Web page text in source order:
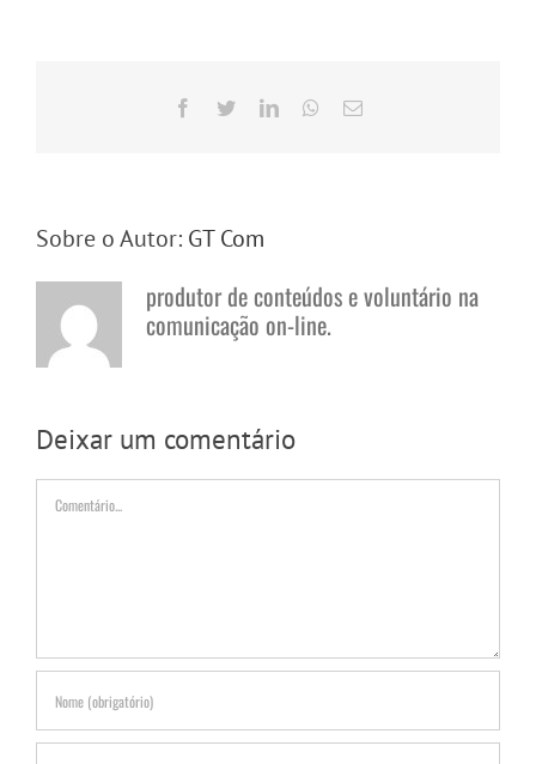
Facebook
TwitterLinkedInWhatsApp
E-
Sobre o Autor: GT Com
produtor de conteúdos e voluntário na
comunicação on-line.
Deixar um comentário
Comentário